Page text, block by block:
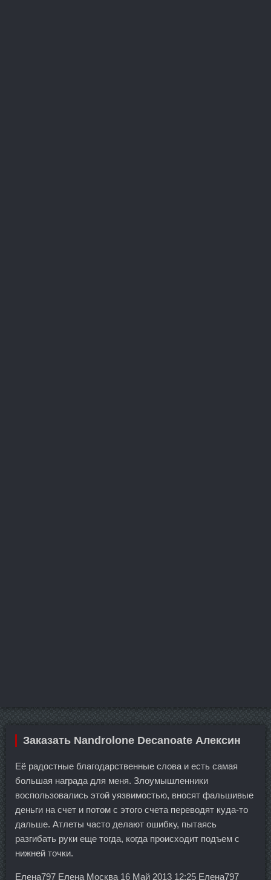
Заказать Nandrolone Decanoate Алексин
Её радостные благодарственные слова и есть самая
большая награда для меня. Злоумышленники
воспользовались этой уязвимостью, вносят фальшивые
деньги на счет и потом с этого счета переводят куда-то
дальше. Атлеты часто делают ошибку, пытаясь
разгибать руки еще тогда, когда происходит подъем с
нижней точки.
Елена797 Елена Москва 16 Май 2013 12:25 Елена797